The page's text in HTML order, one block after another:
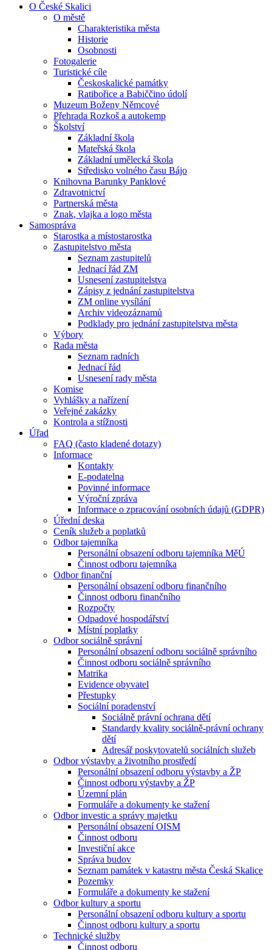
O České Skalici
O městě
Charakteristika města
Historie
Osobnosti
Fotogalerie
Turistické cíle
Českoskalické památky
Ratibořice a Babiččino údolí
Muzeum Boženy Němcové
Přehrada Rozkoš a autokemp
Školství
Základní škola
Mateřská škola
Základní umělecká škola
Středisko volného času Bájo
Knihovna Barunky Panklové
Zdravotnictví
Partnerská města
Znak, vlajka a logo města
Samospráva
Starostka a místostarostka
Zastupitelstvo města
Seznam zastupitelů
Jednací řád ZM
Usnesení zastupitelstva
Zápisy z jednání zastupitelstva
ZM online vysílání
Archiv videozáznamů
Podklady pro jednání zastupitelstva města
Výbory
Rada města
Seznam radních
Jednací řád
Usnesení rady města
Komise
Vyhlášky a nařízení
Veřejné zakázky
Kontrola a stížnosti
Úřad
FAQ (často kladené dotazy)
Informace
Kontakty
E-podatelna
Povinné informace
Výroční zpráva
Informace o zpracování osobních údajů (GDPR)
Úřední deska
Ceník služeb a poplatků
Odbor tajemníka
Personální obsazení odboru tajemníka MěÚ
Činnost odboru tajemníka
Odbor finanční
Personální obsazení odboru finančního
Činnost odboru finančního
Rozpočty
Odpadové hospodářství
Místní poplatky
Odbor sociálně správní
Personální obsazení odboru sociálně správního
Činnost odboru sociálně správního
Matrika
Evidence obyvatel
Přestupky
Sociální poradenství
Sociálně právní ochrana dětí
Standardy kvality sociálně-právní ochrany
dětí
Adresář poskytovatelů sociálních služeb
Odbor výstavby a životního prostředí
Personální obsazení odboru výstavby a ŽP
Činnost odboru výstavby a ŽP
Územní plán
Formuláře a dokumenty ke stažení
Odbor investic a správy majetku
Personální obsazení OISM
Činnost odboru
Investiční akce
Správa budov
Seznam památek v katastru města Česká Skalice
Pozemky
Formuláře a dokumenty ke stažení
Odbor kultury a sportu
Personální obsazení odboru kultury a sportu
Činnost odboru kultury a sportu
Technické služby
Činnost odboru